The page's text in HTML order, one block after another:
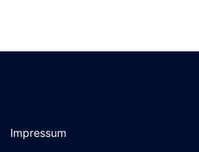
Impressum